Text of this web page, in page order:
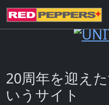
20周年を迎え
いうサイト